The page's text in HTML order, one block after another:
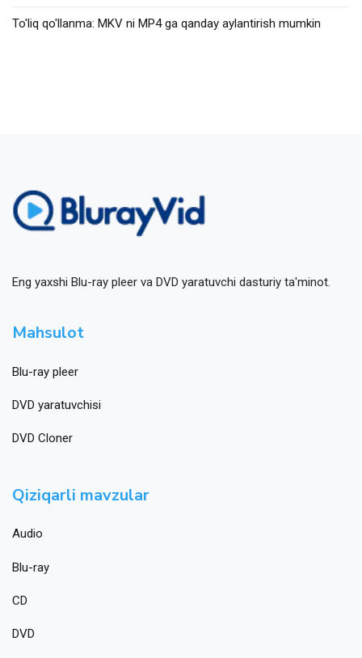
To'liq qo'llanma: MKV ni MP4 ga qanday aylantirish mumkin
Eng yaxshi Blu-ray pleer va DVD yaratuvchi dasturiy ta'minot.
Mahsulot
Blu-ray pleer
DVD yaratuvchisi
DVD Cloner
Qiziqarli mavzular
Audio
Blu-ray
CD
DVD